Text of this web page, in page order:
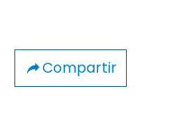
Compartir